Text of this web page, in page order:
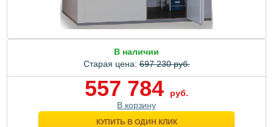
В наличии
Старая цена:697 230 руб.
557 784
руб.
В корзину
КУПИТЬ В ОДИН КЛИК